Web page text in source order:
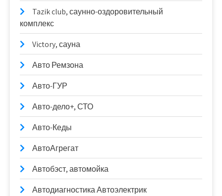
Tazik club, саунно-оздоровительный
комплекс
Victory, сауна
Авто Ремзона
Авто-ГУР
Авто-дело+, СТО
Авто-Кеды
АвтоАгрегат
Автобэст, автомойка
Автодиагностика Автоэлектрик